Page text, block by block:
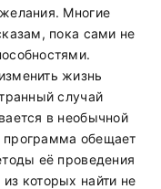
Многие
пока сами не
жизнь
случай
в необычной
программа обещает
её проведения
которых найти не